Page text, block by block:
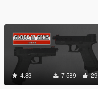
4.83 7 589 29